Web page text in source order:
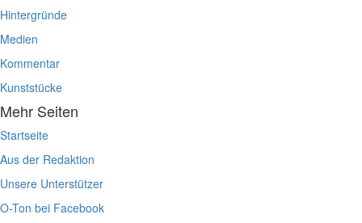
Hintergründe
Medien
Kommentar
Kunststücke
Mehr Seiten
Startseite
Aus der Redaktion
Unsere Unterstützer
O-Ton bei Facebook